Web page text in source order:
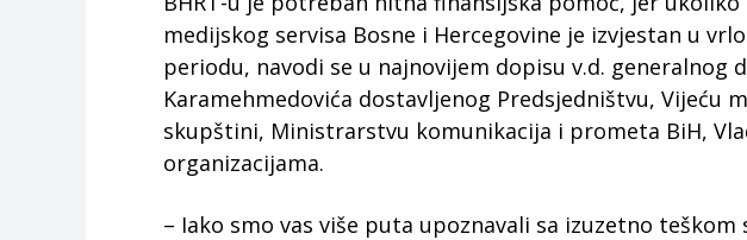
medijskog servisa Bosne i Hercegovine je izvjestan u
periodu, navodi se u najnovijem dopisu v.d. generalnog
Karamehmedovića dostavljenog Predsjedništvu, Vijeću
skupštini, Ministrarstvu komunikacija i prometa BiH,
organizacijama.
– Iako smo vas više puta upoznavali sa izuzetno teškom